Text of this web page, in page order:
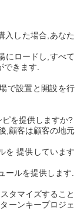
入した場合,あなた
にロードし,すべて
できます.
で設置と開設を行
を提供しますか?
,顧客は顧客の地元
を 提供しています
ールを提供します.
タマイズすること
ーンキープロジェ